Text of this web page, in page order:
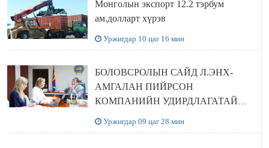
Монголын экспорт 12.2 тэрбум
ам.долларт хүрэв
Уржигдар 10 цаг 16 мин
БОЛОВСРОЛЫН САЙД Л.ЭНХ-
АМГАЛАН ПИЙРСОН
КОМПАНИЙН УДИРДЛАГАТАЙ
Уржигдар 09 цаг 28 мин